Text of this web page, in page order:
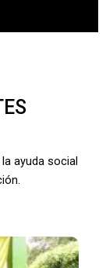
ayuda social